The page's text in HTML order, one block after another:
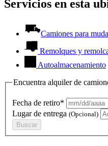
Servicios en esta
Camiones para
Remolques y
Autoalmacenamiento
Encuentra alquiler de
Fecha de retiro*
Lugar de entrega (Opcional)
Buscar